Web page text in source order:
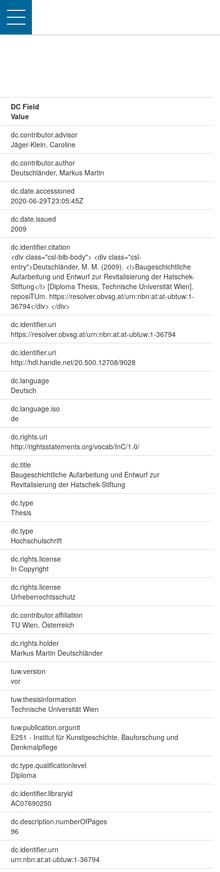
Toggle
navigation
DC Field
Value
dc.contributor.advisor
Jäger-Klein, Caroline
dc.contributor.author
Deutschländer, Markus Martin
dc.date.accessioned
2020-06-29T23:05:45Z
dc.date.issued
2009
dc.identifier.citation
<div class="csl-bib-body"> <div class="csl-
entry">Deutschländer, M. M. (2009). <i>Baugeschichtliche
Aufarbeitung und Entwurf zur Revitalisierung der Hatschek-
Stiftung</i> [Diploma Thesis, Technische Universität Wien].
reposiTUm. https://resolver.obvsg.at/urn:nbn:at:at-ubtuw:1-
36794</div> </div>
dc.identifier.uri
https://resolver.obvsg.at/urn:nbn:at:at-ubtuw:1-36794
dc.identifier.uri
http://hdl.handle.net/20.500.12708/9028
dc.language
Deutsch
dc.language.iso
de
dc.rights.uri
http://rightsstatements.org/vocab/InC/1.0/
dc.title
Baugeschichtliche Aufarbeitung und Entwurf zur
Revitalisierung der Hatschek-Stiftung
dc.type
Thesis
dc.type
Hochschulschrift
dc.rights.license
In Copyright
dc.rights.license
Urheberrechtsschutz
dc.contributor.affiliation
TU Wien, Österreich
dc.rights.holder
Markus Martin Deutschländer
tuw.version
vor
tuw.thesisinformation
Technische Universität Wien
tuw.publication.orgunit
E251 - Institut für Kunstgeschichte, Bauforschung und
Denkmalpflege
dc.type.qualificationlevel
Diploma
dc.identifier.libraryid
AC07690250
dc.description.numberOfPages
96
dc.identifier.urn
urn:nbn:at:at-ubtuw:1-36794